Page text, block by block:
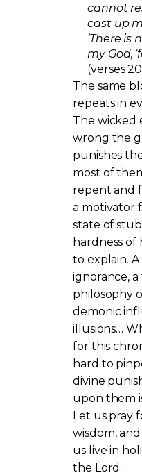
cannot
cast up
‘There is
my God,
(verses
The same
repeats in
The wicked
wrong the
punishes
most of
repent and
a motivator
state of
hardness
to explain.
ignorance,
philosophy
demonic
illusions…
for this
hard to
divine
upon them
Let us pray
wisdom,
us live in
the Lord.